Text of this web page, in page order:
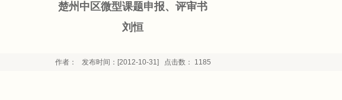
楚州中区微型课题申报、评审书
刘恒
作者： 发布时间：[2012-10-31] 点击数： 1185